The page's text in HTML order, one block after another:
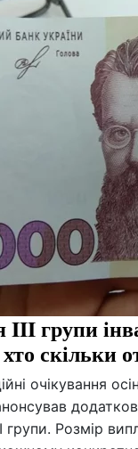
III групи
скільки
очікування
групи. Розмір